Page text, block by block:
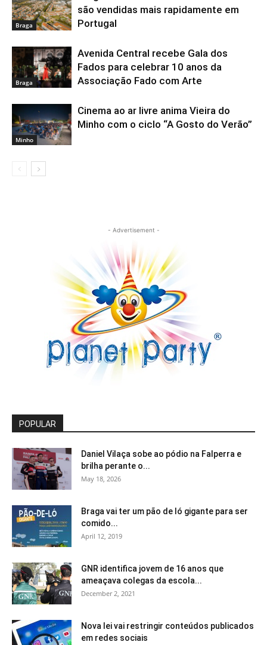
Braga
são vendidas mais rapidamente em
Portugal
Braga
Avenida Central recebe Gala dos
Fados para celebrar 10 anos da
Associação Fado com Arte
Minho
Cinema ao ar livre anima Vieira do
Minho com o ciclo “A Gosto do Verão”
- Advertisement -
POPULAR
Daniel Vilaça sobe ao pódio na Falperra e
brilha perante o...
May 18, 2026
Braga vai ter um pão de ló gigante para ser
comido...
April 12, 2019
GNR identifica jovem de 16 anos que
ameaçava colegas da escola...
December 2, 2021
Nova lei vai restringir conteúdos publicados
em redes sociais